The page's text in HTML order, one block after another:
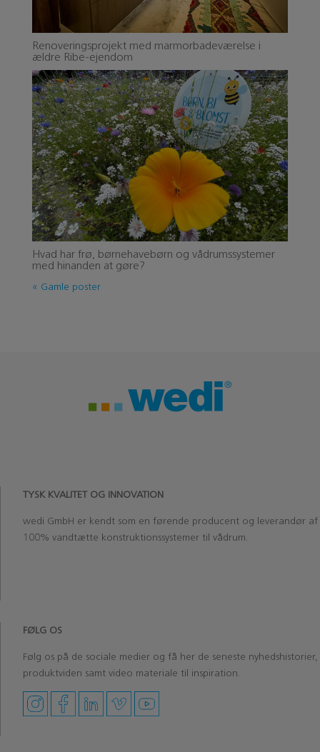
Renoveringsprojekt med marmorbadeværelse i
ældre Ribe-ejendom
Hvad har frø, børnehavebørn og vådrumssystemer
med hinanden at gøre?
« Gamle poster
TYSK KVALITET OG INNOVATION
wedi GmbH er kendt som en førende producent og leverandør af
100% vandtætte konstruktionssystemer til vådrum.
FØLG OS
Følg os på de sociale medier og få her de seneste nyhedshistorier,
produktviden samt video materiale til inspiration.